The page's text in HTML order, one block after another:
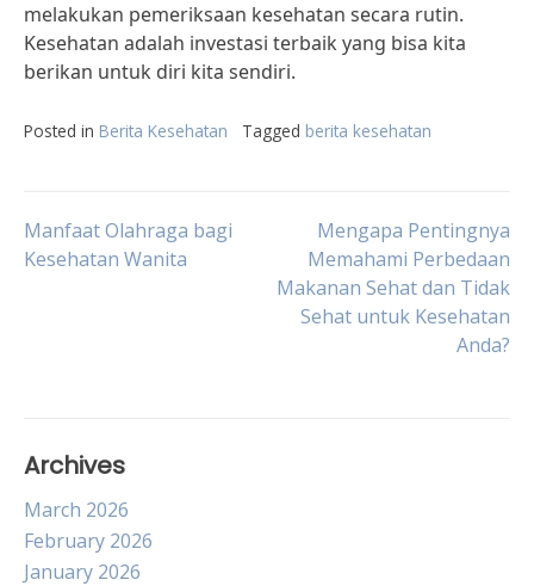
melakukan pemeriksaan kesehatan secara rutin.
Kesehatan adalah investasi terbaik yang bisa kita
berikan untuk diri kita sendiri.
Posted in Berita Kesehatan Tagged berita kesehatan
Post
Manfaat Olahraga bagi
Kesehatan Wanita
Mengapa Pentingnya
Memahami Perbedaan
Makanan Sehat dan Tidak
Sehat untuk Kesehatan
Anda?
Archives
March 2026
February 2026
January 2026